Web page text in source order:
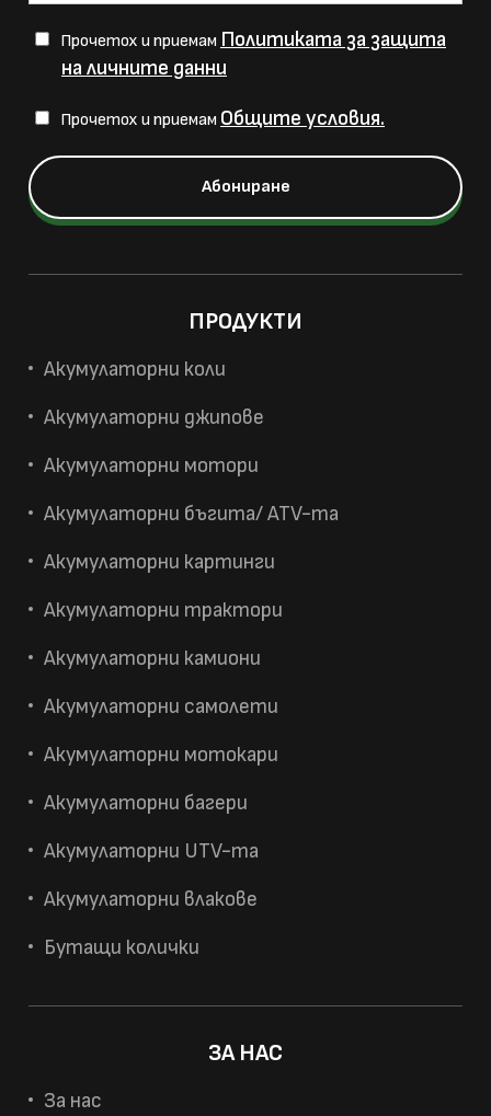
Прочетох и приемам Политиката за защита
на личните данни
Прочетох и приемам Общите условия.
ПРОДУКТИ
Акумулаторни коли
Акумулаторни джипове
Акумулаторни мотори
Акумулаторни бъгита/ ATV-та
Акумулаторни картинги
Акумулаторни трактори
Акумулаторни камиони
Акумулаторни самолети
Акумулаторни мотокари
Акумулаторни багери
Акумулаторни UTV-та
Акумулаторни влакове
Бутащи колички
ЗА НАС
За нас